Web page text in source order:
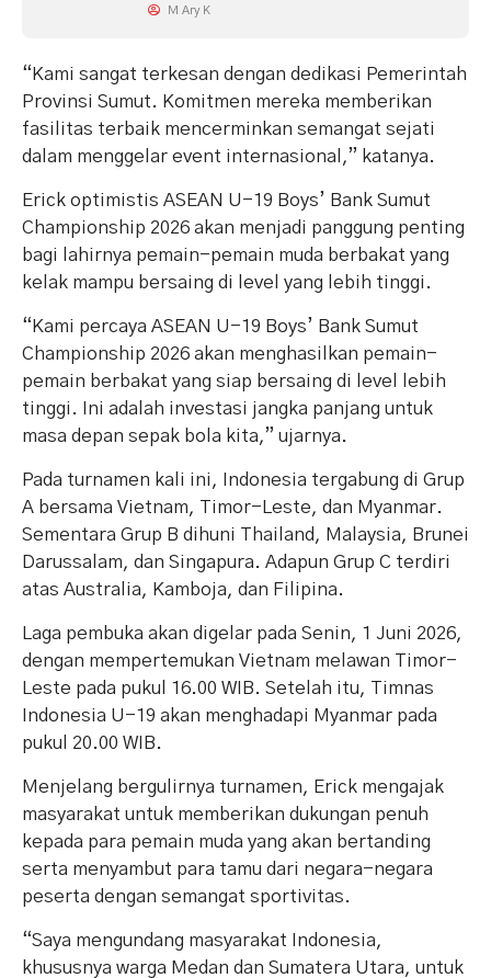
M Ary K
“Kami sangat terkesan dengan dedikasi Pemerintah
Provinsi Sumut. Komitmen mereka memberikan
fasilitas terbaik mencerminkan semangat sejati
dalam menggelar event internasional,” katanya.
Erick optimistis ASEAN U-19 Boys’ Bank Sumut
Championship 2026 akan menjadi panggung penting
bagi lahirnya pemain-pemain muda berbakat yang
kelak mampu bersaing di level yang lebih tinggi.
“Kami percaya ASEAN U-19 Boys’ Bank Sumut
Championship 2026 akan menghasilkan pemain-
pemain berbakat yang siap bersaing di level lebih
tinggi. Ini adalah investasi jangka panjang untuk
masa depan sepak bola kita,” ujarnya.
Pada turnamen kali ini, Indonesia tergabung di Grup
A bersama Vietnam, Timor-Leste, dan Myanmar.
Sementara Grup B dihuni Thailand, Malaysia, Brunei
Darussalam, dan Singapura. Adapun Grup C terdiri
atas Australia, Kamboja, dan Filipina.
Laga pembuka akan digelar pada Senin, 1 Juni 2026,
dengan mempertemukan Vietnam melawan Timor-
Leste pada pukul 16.00 WIB. Setelah itu, Timnas
Indonesia U-19 akan menghadapi Myanmar pada
pukul 20.00 WIB.
Menjelang bergulirnya turnamen, Erick mengajak
masyarakat untuk memberikan dukungan penuh
kepada para pemain muda yang akan bertanding
serta menyambut para tamu dari negara-negara
peserta dengan semangat sportivitas.
“Saya mengundang masyarakat Indonesia,
khususnya warga Medan dan Sumatera Utara, untuk